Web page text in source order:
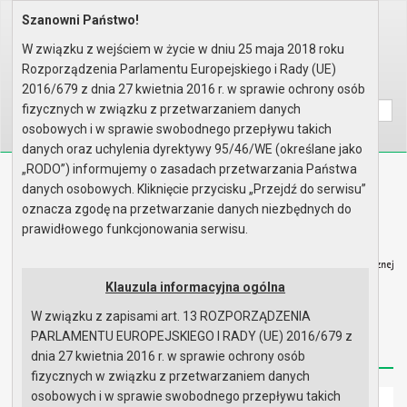
Home Organy Rada Miejska
Materiały na sesję
Wyszukaj na stronie:
AAA
Biuletyn Informacji Publicznej
Urząd Miasta i Gminy w Gryfinie
Strona główna Mapa serwisu Aktualności
Redakcja Instrukcja korzystania Dostępność
Strona główna
Szanowni Państwo!
W związku z wejściem w życie w dniu 25 maja 2018 roku
Rozporządzenia Parlamentu Europejskiego i Rady (UE)
2016/679 z dnia 27 kwietnia 2016 r. w sprawie ochrony osób
fizycznych w związku z przetwarzaniem danych
osobowych i w sprawie swobodnego przepływu takich
danych oraz uchylenia dyrektywy 95/46/WE (określane jako
„RODO”) informujemy o zasadach przetwarzania Państwa
danych osobowych. Kliknięcie przycisku „Przejdź do serwisu”
oznacza zgodę na przetwarzanie danych niezbędnych do
prawidłowego funkcjonowania serwisu.
Klauzula informacyjna ogólna
W związku z zapisami art. 13 ROZPORZĄDZENIA
PARLAMENTU EUROPEJSKIEGO I RADY (UE) 2016/679 z
dnia 27 kwietnia 2016 r. w sprawie ochrony osób
fizycznych w związku z przetwarzaniem danych
osobowych i w sprawie swobodnego przepływu takich